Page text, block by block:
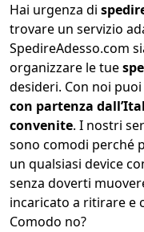
Hai urgenza di
trovare un servizio
SpedireAdesso.com
organizzare le tue
desideri. Con noi puoi
con partenza
convenite. I nostri
sono comodi perché
un qualsiasi device
senza doverti
incaricato a ritirare e
Comodo no?